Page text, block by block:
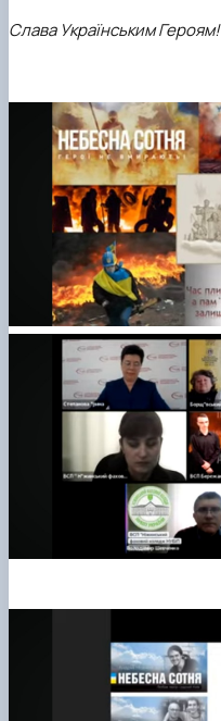
Слава Українським Героям!